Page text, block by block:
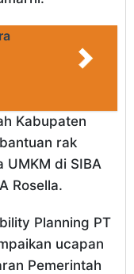
Kabupaten
rak
di SIBA
Rosella.
Planning PT
ucapan
Pemerintah